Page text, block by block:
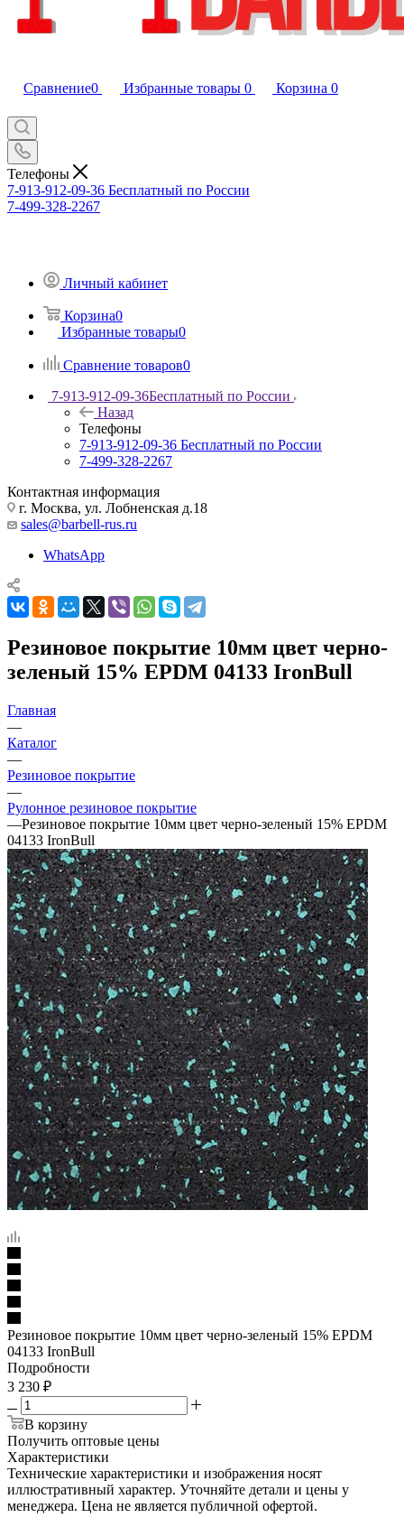
Сравнение0 Избранные товары 0 Корзина 0
Телефоны
7-913-912-09-36 Бесплатный по России
7-499-328-2267
Личный кабинет
Корзина0
Избранные товары0
Сравнение товаров0
7-913-912-09-36Бесплатный по России
Назад
Телефоны
7-913-912-09-36 Бесплатный по России
7-499-328-2267
Контактная информация
г. Москва, ул. Лобненская д.18
sales@barbell-rus.ru
WhatsApp
Резиновое покрытие 10мм цвет черно-
зеленый 15% EPDM 04133 IronBull
Главная
—
Каталог
—
Резиновое покрытие
—
Рулонное резиновое покрытие
—Резиновое покрытие 10мм цвет черно-зеленый 15% EPDM
04133 IronBull
Резиновое покрытие 10мм цвет черно-зеленый 15% EPDM
04133 IronBull
Подробности
3 230 ₽
В корзину
Получить оптовые цены
Характеристики
Технические характеристики и изображения носят
иллюстративный характер. Уточняйте детали и цены у
менеджера. Цена не является публичной офертой.